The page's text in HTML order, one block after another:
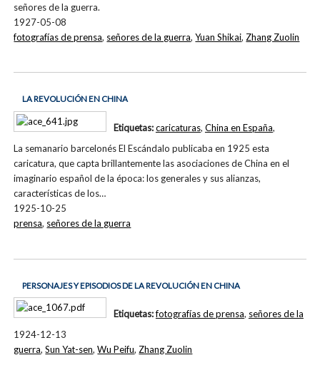
señores de la guerra.
1927-05-08
fotografías de prensa, señores de la guerra,Yuan Shikai, Zhang Zuolin
LA REVOLUCIÓN EN CHINA
La semanario barcelonés El Escándalo publicaba en 1925 esta
caricatura, que capta brillantemente las asociaciones de China en el
imaginario español de la época: los generales y sus alianzas,
características de los…
1925-10-25
Etiquetas:caricaturas, China en España,
prensa, señores de la guerra
PERSONAJES Y EPISODIOS DE LA REVOLUCIÓN EN CHINA
1924-12-13
Etiquetas:fotografías de prensa, señores de la
guerra,Sun Yat-sen,Wu Peifu,Zhang Zuolin